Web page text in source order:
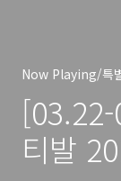
Now Playing/특
티발